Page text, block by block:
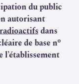
du public
autorisant
dans
de base no
l’établissement